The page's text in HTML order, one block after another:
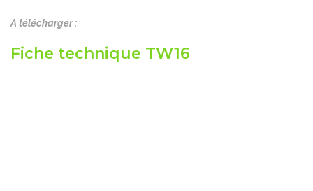
A télécharger :
Fiche technique TW16